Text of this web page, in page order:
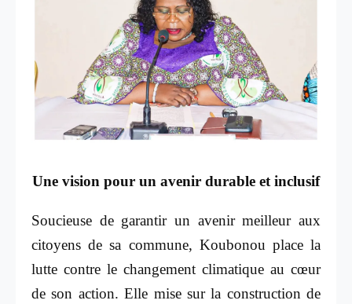
Une vision pour un avenir durable et inclusif
Soucieuse de garantir un avenir meilleur aux
citoyens de sa commune, Koubonou place la
lutte contre le changement climatique au cœur
de son action. Elle mise sur la construction de